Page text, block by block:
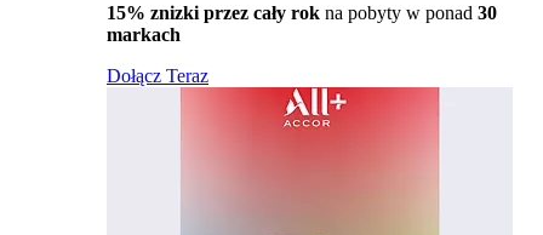
15% znizki przez cały rok na pobyty w ponad 30
markach
Dołącz Teraz